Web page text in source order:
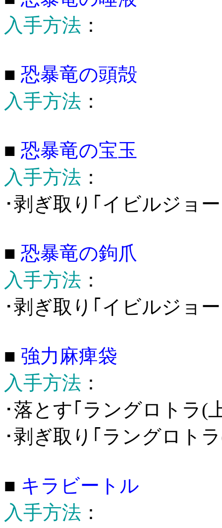
入手方法 ：
■ 恐暴竜の頭殻
入手方法 ：
■ 恐暴竜の宝玉
入手方法 ：
･剥ぎ取り｢イビルジョ
■ 恐暴竜の鉤爪
入手方法 ：
･剥ぎ取り｢イビルジョ
■ 強力麻痺袋
入手方法 ：
･落とす｢ラングロトラ(
･剥ぎ取り｢ラングロト
■ キラビートル
入手方法 ：